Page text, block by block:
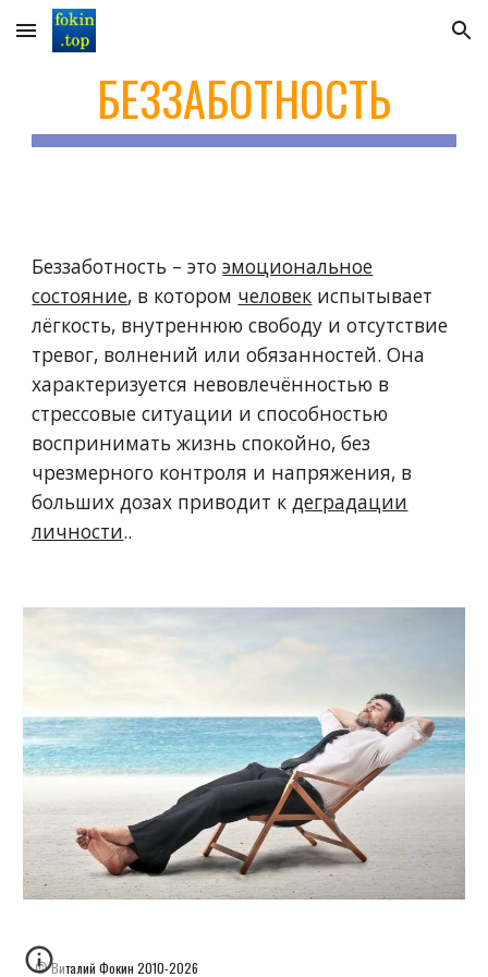
Skip to main content Skip to navigation
БЕЗЗАБОТНОСТЬ
Беззаботность – этоэмоциональное
состояние, в котором человек испытывает
лёгкость, внутреннюю свободу и отсутствие
тревог, волнений или обязанностей. Она
характеризуется невовлечённостью в
стрессовые ситуации и способностью
воспринимать жизнь спокойно, без
чрезмерного контроля и напряжения, в
больших дозах приводит кдеградации
личности..
© Виталий Фокин 2010-2026